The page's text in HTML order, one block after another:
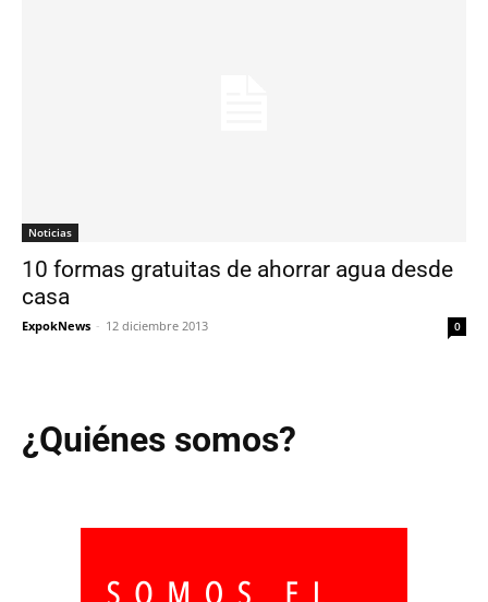
Noticias
10 formas gratuitas de ahorrar agua desde
casa
ExpokNews - 12 diciembre 2013 0
¿Quiénes somos?